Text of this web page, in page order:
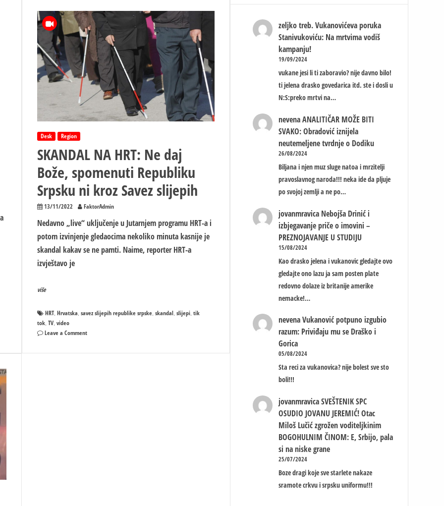
pravo:
priznali
da
je
Srbija
odnijela
diplomatsku
pobjedu
Desk Region
SKANDAL NA HRT: Ne daj
Bože, spomenuti Republiku
Srpsku ni kroz Savez slijepih
13/11/2022 FaktorAdmin
Nedavno „live“ uključenje u Jutarnjem programu HRT-a i
potom izvinjenje gledaocima nekoliko minuta kasnije je
skandal kakav se ne pamti. Naime, reporter HRT-a
izvještavo je
više
HRT,Hrvatska,savez slijepih republike srpske,skandal,slijepi,tik
tok,TV,video
Leave a Commenton
NA
zeljko treb. Vukanovićeva poruka
Stanivukoviću: Na mrtvima vodiš
kampanju!
19/09/2024
vukane jesi li ti zaboravio? nije davno bilo!
ti jelena drasko govedarica itd. ste i dosli u
N:S:preko mrtvi na…
nevena ANALITIČAR MOŽE BITI
SVAKO: Obradović iznijela
neutemeljene tvrdnje o Dodiku
26/08/2024
Biljana i njen muz sluge natoa i mrzitelji
pravoslavnog naroda!!! neka ide da pljuje
po svojoj zemlji a ne po…
jovanmravica Nebojša Drinić i
izbjegavanje priče o imovini –
PREZNOJAVANJE U STUDIJU
15/08/2024
Kao drasko jelena i vukanovic gledajte ovo
gledajte ono lazu ja sam posten plate
redovno dolaze iz britanije amerike
nemacke!…
nevena Vukanović potpuno izgubio
razum: Priviđaju mu se Draško i
Gorica
05/08/2024
Sta reci za vukanovica? nije bolest sve sto
boli!!!
jovanmravica SVEŠTENIK SPC
OSUDIO JOVANU JEREMIĆ! Otac
Miloš Lučić zgrožen voditeljkinim
BOGOHULNIM ČINOM: E, Srbijo, pala
si na niske grane
25/07/2024
Boze dragi koje sve starlete nakaze
sramote crkvu i srpsku uniformu!!!